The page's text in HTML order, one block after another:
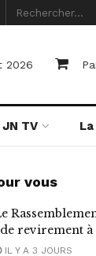
2026
JN TV
vous
revirement
IL Y A 3 JOURS